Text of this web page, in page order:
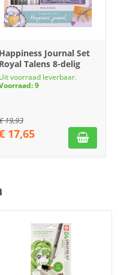
Happiness Journal Set
Royal Talens 8-delig
Uit voorraad leverbaar.
9
19,93
17,65